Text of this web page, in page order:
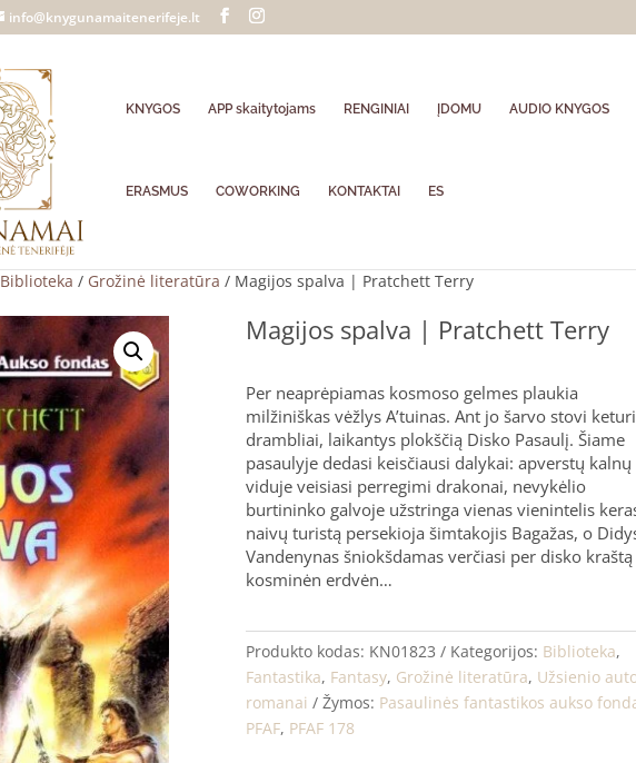
info@knygunamaitenerifeje.lt
KNYGOS APP skaitytojams RENGINIAI ĮDOMU AUDIO KNYGOS
ERASMUS COWORKING KONTAKTAI ES
Biblioteka / Grožinė literatūra / Magijos spalva | Pratchett Terry
Magijos spalva | Pratchett Terry
Per neaprėpiamas kosmoso gelmes plaukia
milžiniškas vėžlys A’tuinas. Ant jo šarvo stovi keturi
drambliai, laikantys plokščią Disko Pasaulį. Šiame
pasaulyje dedasi keisčiausi dalykai: apverstų kalnų
viduje veisiasi perregimi drakonai, nevykėlio
burtininko galvoje užstringa vienas vienintelis
naivų turistą persekioja šimtakojis Bagažas, o
Vandenynas šniokšdamas verčiasi per disko kraštą
kosminėn erdvėn…
Produkto kodas: KN01823 Kategorijos: Biblioteka,
Fantastika, Fantasy, Grožinė literatūra, Užsienio
romanai
Žymos: Pasaulinės fantastikos aukso
PFAF, PFAF 178